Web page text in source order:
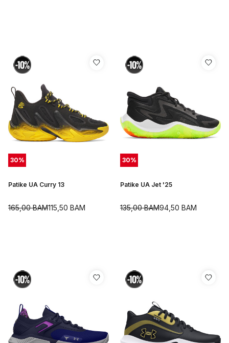
30%
Patike UA Curry 13
115,50 BAM
165,00BAM
30%
Patike UA Jet '25
94,50 BAM
135,00BAM